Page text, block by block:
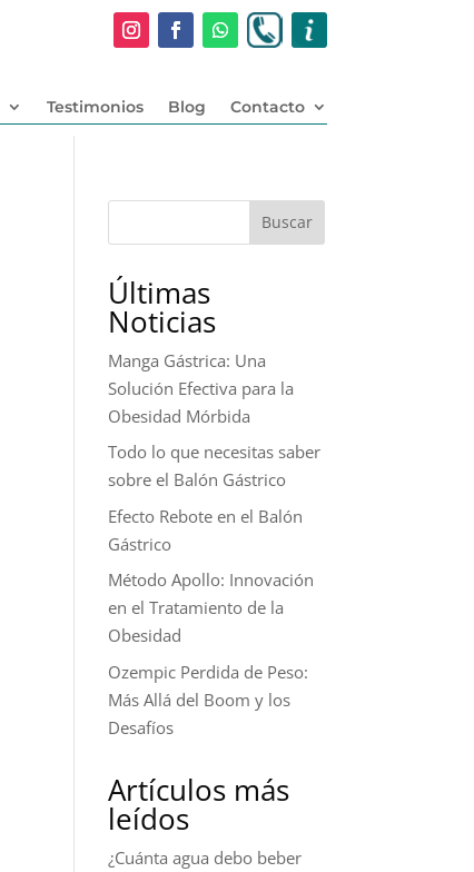
Testimonios Blog Contacto
Buscar
Últimas
Noticias
Manga Gástrica: Una
Solución Efectiva para la
Obesidad Mórbida
Todo lo que necesitas saber
sobre el Balón Gástrico
Efecto Rebote en el Balón
Gástrico
Método Apollo: Innovación
en el Tratamiento de la
Obesidad
Ozempic Perdida de Peso:
Más Allá del Boom y los
Desafíos
Artículos más
leídos
¿Cuánta agua debo beber